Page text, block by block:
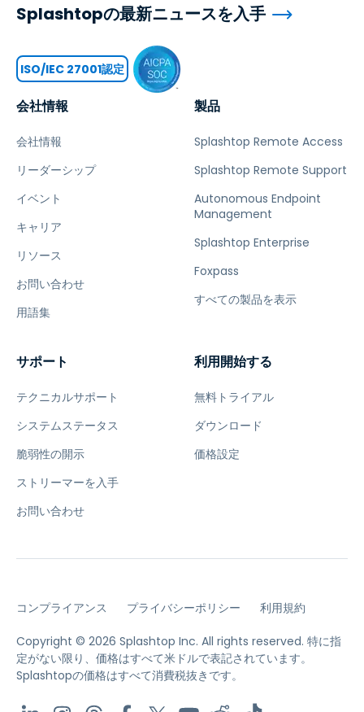
会社情報
会社情報
リーダーシップ
イベント
キャリア
リソース
お問い合わせ
用語集
製品
Splashtop Remote Access
Splashtop Remote Support
Autonomous Endpoint
Management
Splashtop Enterprise
Foxpass
すべての製品を表示
サポート
テクニカルサポート
システムステータス
脆弱性の開示
ストリーマーを入手
お問い合わせ
利用開始する
無料トライアル
ダウンロード
価格設定
Splashtopの最新ニュースを入手
ISO/IEC 27001認定
コンプライアンス プライバシーポリシー 利用規約
Copyright © 2026 Splashtop Inc. All rights reserved. 特に指
定がない限り、価格はすべて米ドルで表記されています。
Splashtopの価格はすべて消費税抜きです。